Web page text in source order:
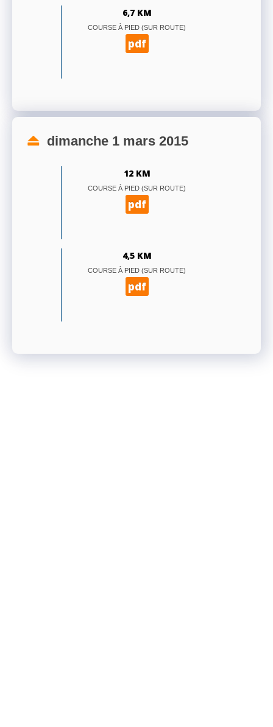
6,7 KM
COURSE À PIED (SUR ROUTE)
pdf
dimanche 1 mars 2015
12 KM
COURSE À PIED (SUR ROUTE)
pdf
4,5 KM
COURSE À PIED (SUR ROUTE)
pdf